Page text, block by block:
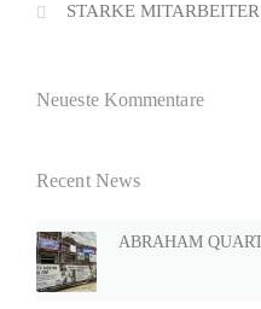
STARKE
Neueste Kommentare
Recent News
ABRAHAM